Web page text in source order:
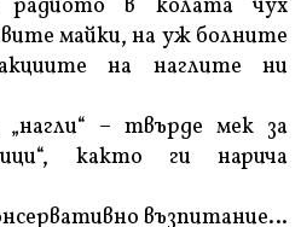
радиото в колата чух
майки, на уж болните
на наглите ни
– твърде мек за
както ги нарича
възпитание…